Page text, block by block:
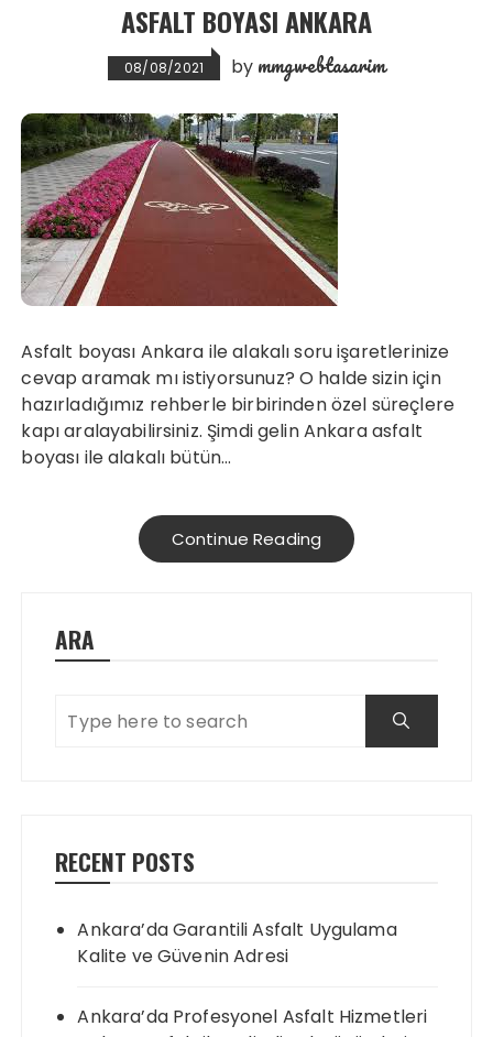
ASFALT BOYASI ANKARA
08/08/2021 by mmgwebtasarim
Asfalt boyası Ankara ile alakalı soru işaretlerinize
cevap aramak mı istiyorsunuz? O halde sizin için
hazırladığımız rehberle birbirinden özel süreçlere
kapı aralayabilirsiniz. Şimdi gelin Ankara asfalt
boyası ile alakalı bütün…
Continue Reading
ARA
RECENT POSTS
Ankara’da Garantili Asfalt Uygulama
Kalite ve Güvenin Adresi
Ankara’da Profesyonel Asfalt Hizmetleri